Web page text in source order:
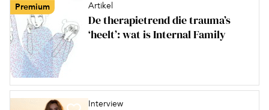
Premium Artikel
De therapietrend die trauma’s
‘heelt’: wat is Internal Family
Interview